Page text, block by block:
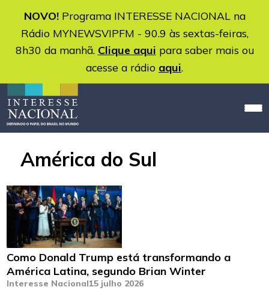
NOVO!Programa INTERESSE NACIONAL na
Rádio MYNEWSVIPFM - 90.9 às sextas-feiras,
8h30 da manhã. Clique aqui para saber mais ou
acesse a rádio aqui.
América do Sul
Como Donald Trump está transformando a
América Latina, segundo Brian Winter
Interesse Nacional15 julho 2026